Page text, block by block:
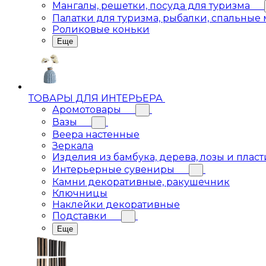
Мангалы, решетки, посуда для туризма
Палатки для туризма, рыбалки,
Роликовые коньки
Еще
ТОВАРЫ ДЛЯ ИНТЕРЬЕРА
Аромотовары
Вазы
Веера настенные
Зеркала
Изделия из бамбука, дерева, лозы и
Интерьерные сувениры
Камни декоративные, ракушечник
Ключницы
Наклейки декоративные
Подставки
Еще